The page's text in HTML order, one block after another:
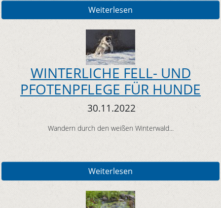
Weiterlesen
WINTERLICHE FELL- UND
PFOTENPFLEGE FÜR HUNDE
30.11.2022
Wandern durch den weißen Winterwald...
Weiterlesen